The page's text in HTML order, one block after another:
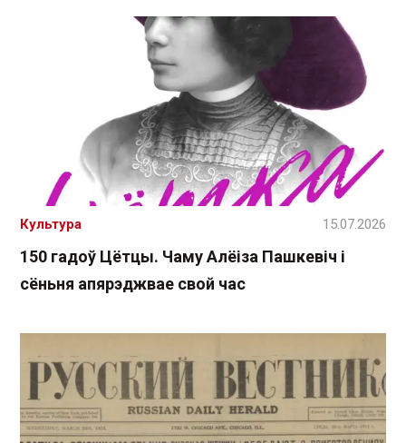
150 гадоў Цётцы. Чаму Алёіза Пашкевіч і
сёньня апярэджвае свой час
Культура 15.07.2026